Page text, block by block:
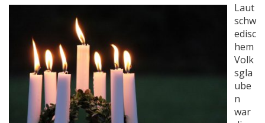
Laut
schw
edisc
hem
Volk
sgla
ube
n
war